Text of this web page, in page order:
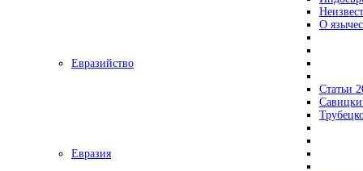
О
Евразийство
Статьи
Евразия